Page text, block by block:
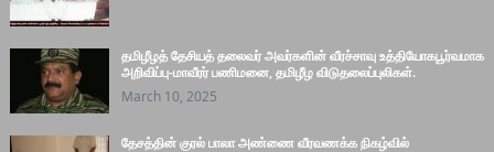
தமிழீழத் தேசியத் தலைவர் அவர்களின் வீரச்சாவு உத்தியோகபூர்வமாக
அறிவிப்பு-மாவீரர் பணிமனை, தமிழீழ விடுதலைப்புலிகள்.
March 10, 2025
தேசத்தின் குரல் பாலா அண்ணை வீரவணக்க நிகழ்வில்